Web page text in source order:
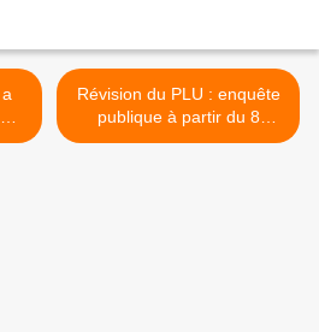
Révision du PLU : enquête
publique à partir du 8
janvier 2024 >